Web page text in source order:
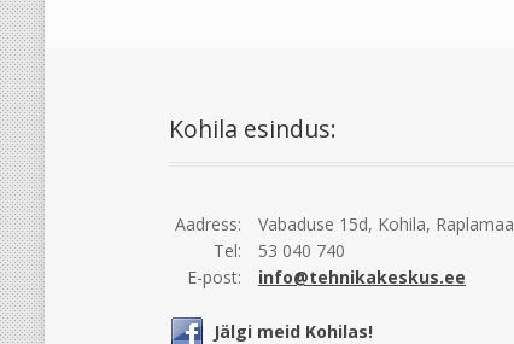
Kohila esindus:
Aadress:
Vabaduse 15d, Kohila, Raplamaa
Tel:
53 040 740
E-post:
info@tehnikakeskus.ee
Jälgi meid Kohilas!